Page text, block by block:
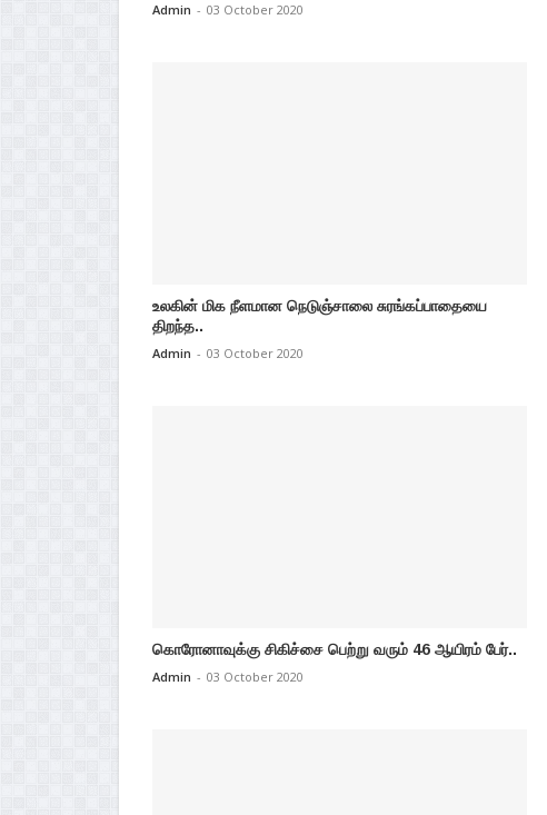
Admin - 03 October 2020
உலகின் மிக நீளமான நெடுஞ்சாலை சுரங்கப்பாதையை
திறந்த..
Admin - 03 October 2020
கொரோனாவுக்கு சிகிச்சை பெற்று வரும் 46 ஆயிரம் பேர்..
Admin - 03 October 2020